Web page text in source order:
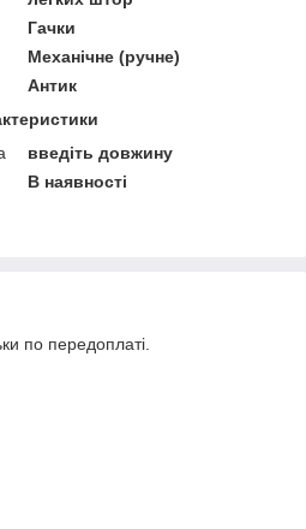
Гачки
Механічне (ручне)
Антик
введіть довжину
В наявності
по передоплаті.